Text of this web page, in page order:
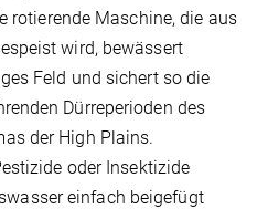
rotierende Maschine, die aus
wird, bewässert
Feld und sichert so die
Dürreperioden des
der High Plains.
oder Insektizide
einfach beigefügt